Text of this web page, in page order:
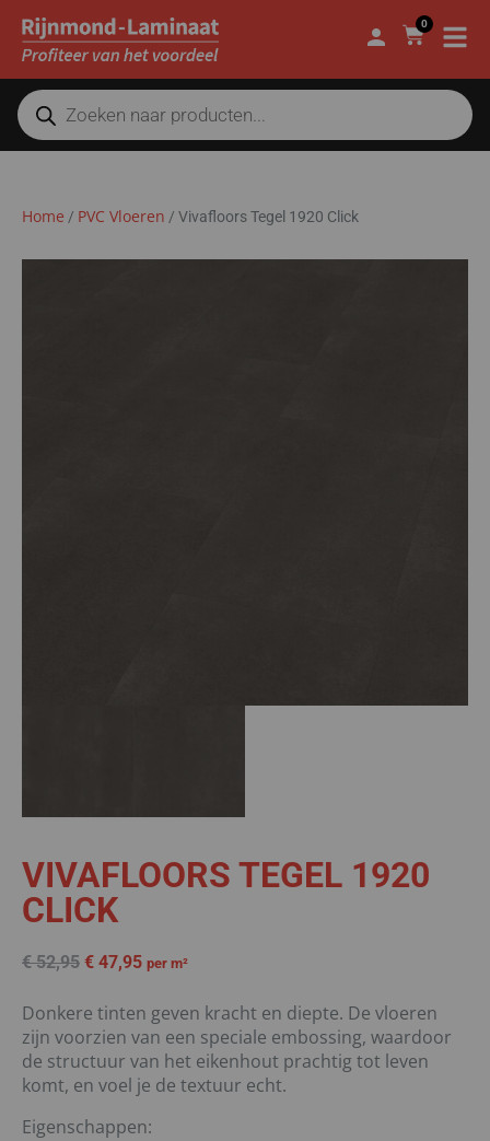
0
Home / PVC Vloeren / Vivafloors Tegel 1920 Click
VIVAFLOORS TEGEL 1920
CLICK
€52,95 € 47,95 per m²
Donkere tinten geven kracht en diepte. De vloeren
zijn voorzien van een speciale embossing, waardoor
de structuur van het eikenhout prachtig tot leven
komt, en voel je de textuur echt.
Eigenschappen: